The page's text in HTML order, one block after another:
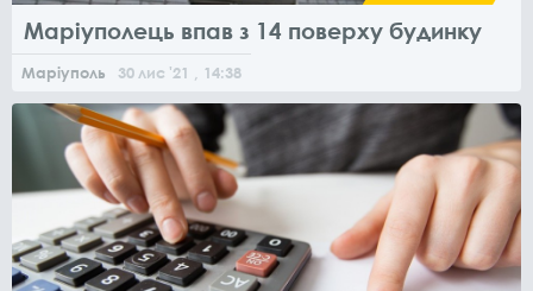
Маріуполець впав з 14 поверху будинку
Маріуполь 30 лис '21 , 14:38